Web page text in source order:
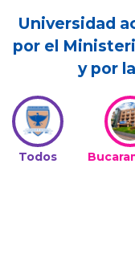
Universidad
por el
y por
Todos